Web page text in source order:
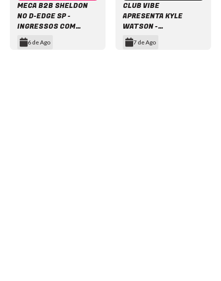
MECA B2B SHELDON
NO D-EDGE SP -
INGRESSOS COM
DESCONTO
6 de Ago
CLUB VIBE
APRESENTA KYLE
WATSON -
INGRESSOS COM
DESCONTO
7 de Ago